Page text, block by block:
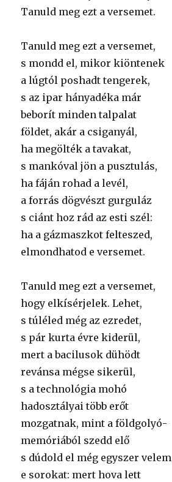
Tanuld meg ezt a versemet.
Tanuld meg ezt a versemet,
s mondd el, mikor kiöntenek
a lúgtól poshadt tengerek,
s az ipar hányadéka már
beborít minden talpalat
földet, akár a csiganyál,
ha megölték a tavakat,
s mankóval jön a pusztulás,
ha fáján rohad a levél,
a forrás dögvészt gurguláz
s ciánt hoz rád az esti szél:
ha a gázmaszkot felteszed,
elmondhatod e versemet.
Tanuld meg ezt a versemet,
hogy elkísérjelek. Lehet,
s túléled még az ezredet,
s pár kurta évre kiderül,
mert a bacilusok dühödt
revánsa mégse sikerül,
s a technológia mohó
hadosztályai több erőt
mozgatnak, mint a földgolyó-
memóriából szedd elő
s dúdold el még egyszer velem
e sorokat: mert hova lett